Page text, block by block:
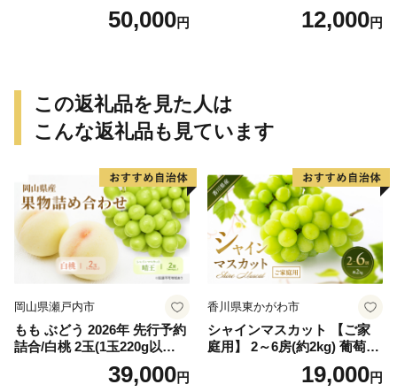
ップ付約14.5～15kg 約60～
50,000円
g保証分 11月から12月下旬ま
でに順次発送致します。 / 訳
12,000円
この返礼品を見た人は
こんな返礼品も見ています
岡山県瀬戸内市
もも ぶどう 2026年 先行予約
詰合/白桃 2玉(1玉220g以
上)・シャインマスカット 晴
39,000円
香川県東かがわ市
シャインマスカット 【ご家
庭用】 2～6房(約2kg) 葡萄 ぶ
どう ブドウ フルーツ 果物 く
だもの 果実 旬の果物 旬のフ
19,000円